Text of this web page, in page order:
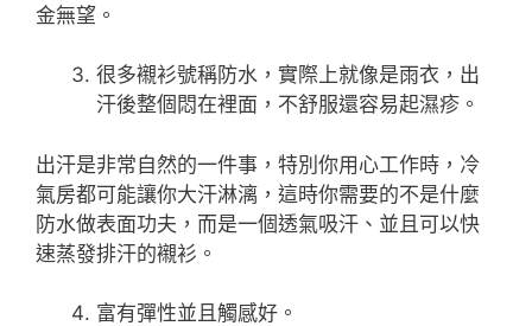
金無望。
很多襯衫號稱防水，實際上就像是雨衣，出
汗後整個悶在裡面，不舒服還容易起濕疹。
出汗是非常自然的一件事，特別你用心工作時，冷
氣房都可能讓你大汗淋漓，這時你需要的不是什麼
防水做表面功夫，而是一個透氣吸汗、並且可以快
速蒸發排汗的襯衫。
富有彈性並且觸感好。